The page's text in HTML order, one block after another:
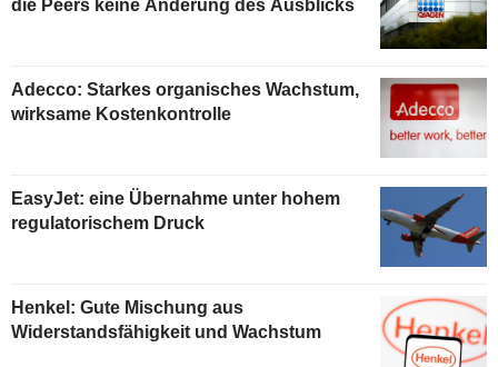
die Peers keine Änderung des Ausblicks
Adecco: Starkes organisches Wachstum,
wirksame Kostenkontrolle
EasyJet: eine Übernahme unter hohem
regulatorischem Druck
Henkel: Gute Mischung aus
Widerstandsfähigkeit und Wachstum